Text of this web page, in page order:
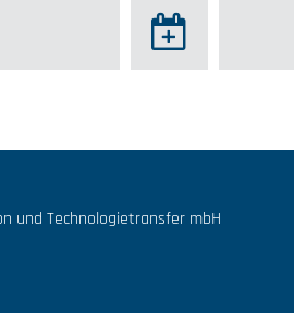
und Technologietransfer mbH